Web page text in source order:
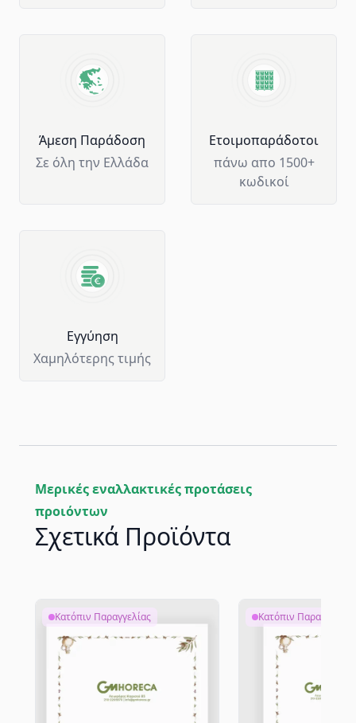
Άμεση Παράδοση
Σε όλη την Ελλάδα
Ετοιμοπαράδοτοι
πάνω απο 1500+
κωδικοί
Eγγύηση
Χαμηλότερης τιμής
Μερικές εναλλακτικές προτάσεις
προιόντων
Σχετικά Προϊόντα
Κατόπιν Παραγγελίας Κατόπιν Παραγγελίας